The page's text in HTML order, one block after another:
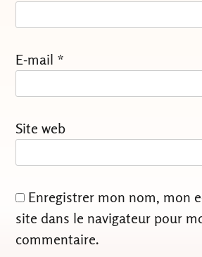
E-mail *
Site web
Enregistrer mon nom, mon
site dans le navigateur pour
commentaire.